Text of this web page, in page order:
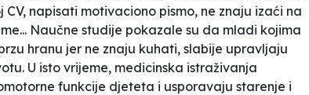
napisati motivaciono pismo, ne znaju izaći na
Naučne studije pokazale su da mladi kojima
hranu jer ne znaju kuhati, slabije upravljaju
U isto vrijeme, medicinska istraživanja
funkcije djeteta i usporavaju starenje i